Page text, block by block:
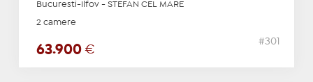
Bucuresti-Ilfov - STEFAN CEL MARE
2 camere
63.900 €
#301